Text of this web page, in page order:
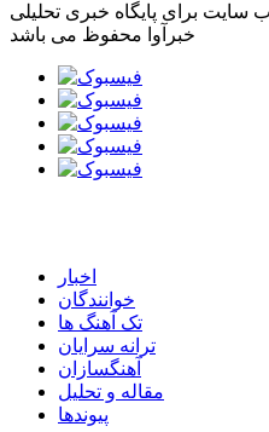
برای پایگاه خبری تحلیلی
خبرآوا محفوظ می باشد
اخبار
خوانندگان
تک آهنگ ها
ترانه سرایان
آهنگسازان
مقاله و تحلیل
پیوندها